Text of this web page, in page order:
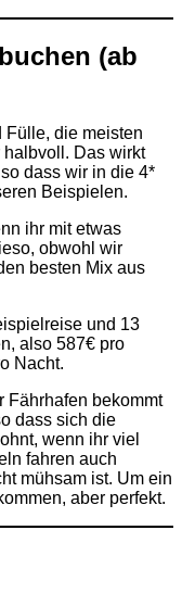
(ab
Fülle, die meisten
Das wirkt
dass wir in die 4*
Beispielen.
ihr mit etwas
obwohl wir
besten Mix aus
und 13
also 587€ pro
Nacht.
Fährhafen bekommt
dass sich die
wenn ihr viel
fahren auch
mühsam ist. Um ein
aber perfekt.